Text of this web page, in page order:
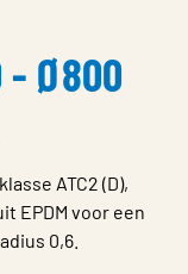
- Ø800
ATC2 (D),
EPDM voor een
0,6.